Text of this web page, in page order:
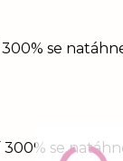
se
se